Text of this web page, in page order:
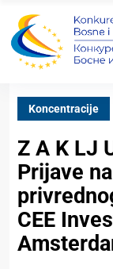
Koncentracije
Z A K LJ
Prijave
CEE